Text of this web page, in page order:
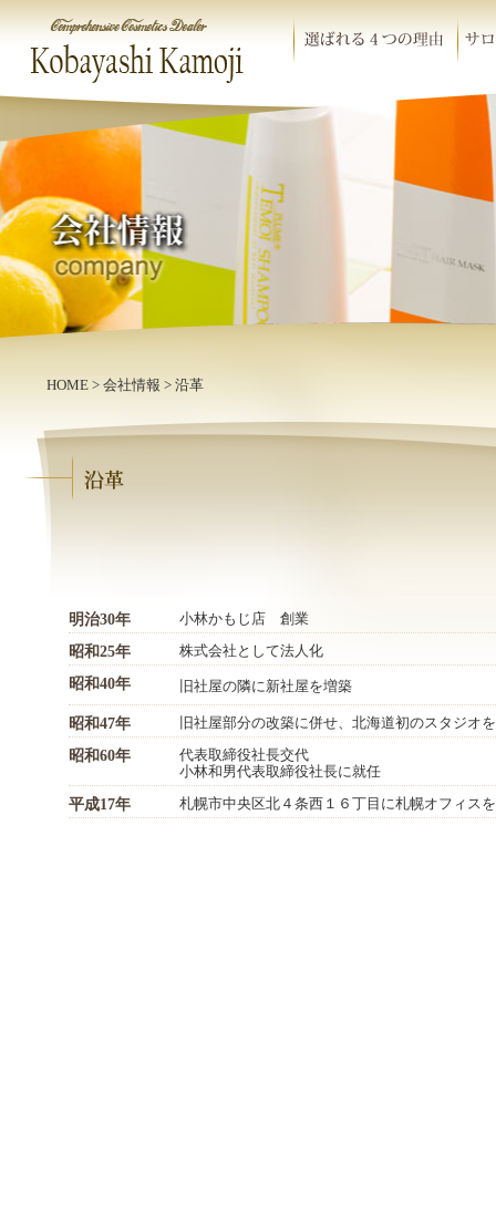
HOME > 会社情報 > 沿革
明治30年
小林かもじ店 創業
昭和25年
株式会社として法人化
昭和40年
旧社屋の隣に新社屋を増築
昭和47年
旧社屋部分の改築に併せ、北海道初のスタジオ
昭和60年
代表取締役社長交代
小林和男代表取締役社長に就任
平成17年
札幌市中央区北４条西１６丁目に札幌オフィス